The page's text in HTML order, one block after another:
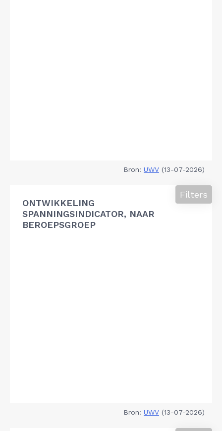
Bron: UWV (13-07-2026)
ONTWIKKELING
SPANNINGSINDICATOR, NAAR
BEROEPSGROEP
Filters
Bron: UWV (13-07-2026)